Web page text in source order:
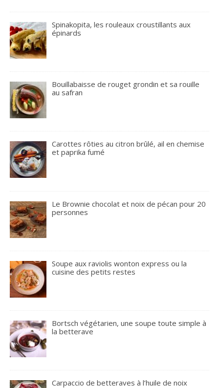
Spinakopita, les rouleaux croustillants aux
épinards
Bouillabaisse de rouget grondin et sa rouille
au safran
Carottes rôties au citron brûlé, ail en chemise
et paprika fumé
Le Brownie chocolat et noix de pécan pour 20
personnes
Soupe aux raviolis wonton express ou la
cuisine des petits restes
Bortsch végétarien, une soupe toute simple à
la betterave
Carpaccio de betteraves à l’huile de noix